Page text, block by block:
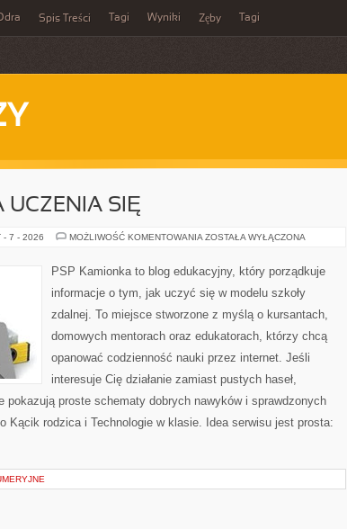
Spis Treści Tagi Wyniki Zęby Tagi
UCZENIA SIĘ
- 7 - 2026 MOŻLIWOŚĆ KOMENTOWANIA PSYCHOLOGIA
ZOSTAŁA WYŁĄCZONA
PSP Kamionka to blog edukacyjny, który porządkuje
informacje o tym, jak uczyć się w modelu szkoły
zdalnej. To miejsce stworzone z myślą o kursantach,
domowych mentorach oraz edukatorach, którzy chcą
opanować codzienność nauki przez internet. Jeśli
interesuje Cię działanie zamiast pustych haseł,
pokazują proste schematy dobrych nawyków i sprawdzonych
Kącik rodzica i Technologie w klasie. Idea serwisu jest prosta: